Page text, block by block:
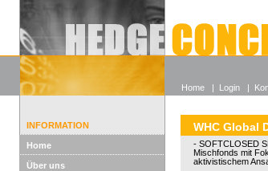
INFORMATION
Home
Über uns
WHC Global
- SOFTCLOSED
Mischfonds mit
aktivistischem
Home | Login |